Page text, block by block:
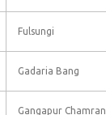
Fulsungi
Gadaria Bang
Gangapur Chamran